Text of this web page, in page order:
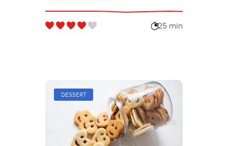
25 min
DESSERT